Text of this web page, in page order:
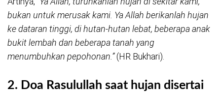
bukan untuk merusak kami. Ya Allah berikanlah hujan
ke dataran tinggi, di hutan-hutan lebat, beberapa anak
bukit lembah dan beberapa tanah yang
menumbuhkan pepohonan.”(HR Bukhari).
2. Doa Rasulullah saat hujan disertai